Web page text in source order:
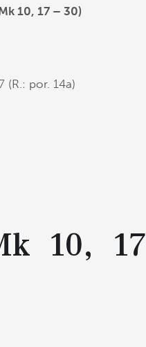
10, 17 – 30)
(R.: por. 14a)
10,